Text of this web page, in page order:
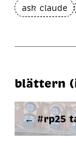
ask claude
blättern
← #rp25